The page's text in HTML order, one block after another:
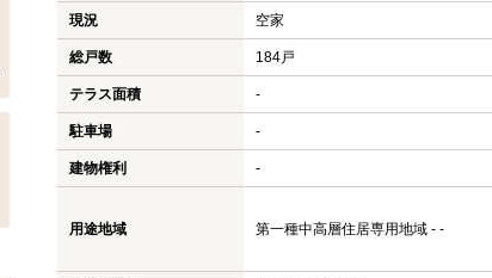
現況 空家
総戸数 184戸
テラス面積 -
駐車場 -
建物権利 -
用途地域 第一種中高層住居専用地域 - -